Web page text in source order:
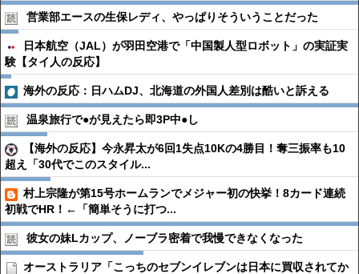
営業部エースの生保レディ、やっぱりそういうことだった
日本航空（JAL）が羽田空港で「中国製人型ロボット」の実証実
験【タイ人の反応】
海外の反応：日ハムDJ、北海道の外国人差別は酷いと訴える
温泉旅行で●︎が見えたら即3P中●︎し
【海外の反応】今永昇太が6回1失点10Kの4勝目！奪三振率も10
超え「30代でこのスタイル...
村上宗隆が第15号ホームランでメジャー初の快挙！8カード連続
初戦でHR！←「簡単そうに打つ...
彼女の妹Lカップ、ノーブラ密着で我慢できなくなった
オーストラリア「こっちのセブンイレブンは日本に買収されてか